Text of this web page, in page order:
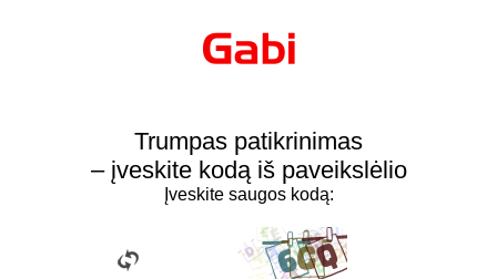
Trumpas patikrinimas
– įveskite kodą iš paveikslėlio
Įveskite saugos kodą: